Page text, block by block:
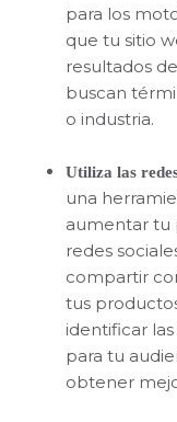
para los
que tu sitio
resultados
buscan
o industria.
Utiliza las
una
aumentar tu
redes
compartir
tus
identificar
para tu
obtener